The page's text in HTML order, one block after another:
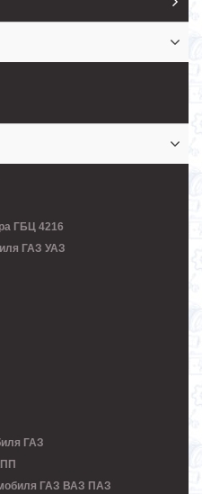
ГБЦ 4216
ГАЗ УАЗ
ГАЗ
ГАЗ ВАЗ ПАЗ